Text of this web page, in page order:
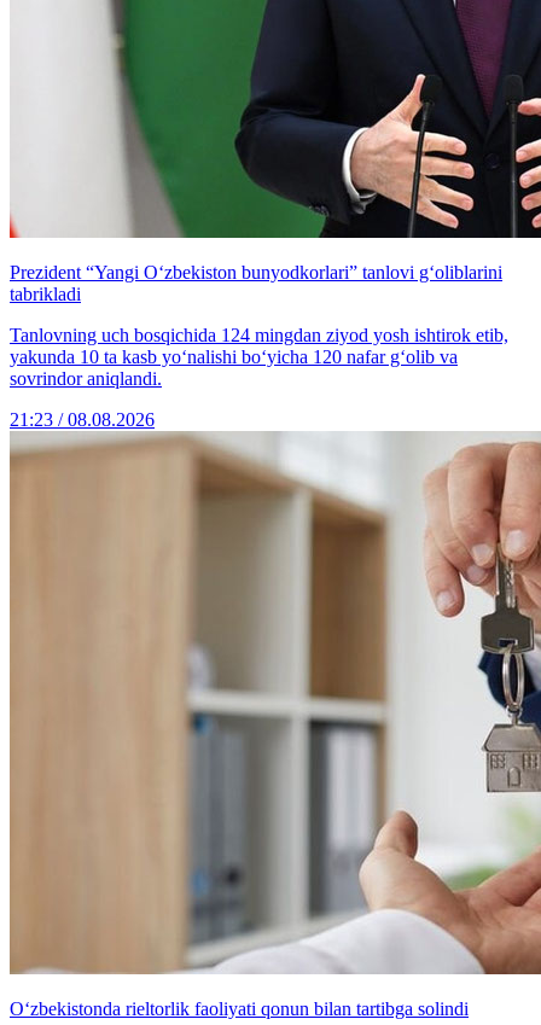
Prezident “Yangi O‘zbekiston bunyodkorlari” tanlovi g‘oliblarini
tabrikladi
Tanlovning uch bosqichida 124 mingdan ziyod yosh ishtirok etib,
yakunda 10 ta kasb yo‘nalishi bo‘yicha 120 nafar g‘olib va
sovrindor aniqlandi.
21:23 / 08.08.2026
O‘zbekistonda rieltorlik faoliyati qonun bilan tartibga solindi